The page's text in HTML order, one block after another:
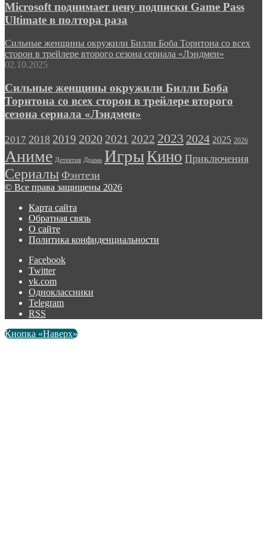
Microsoft поднимает цену подписки Game Pass
Ultimate в полтора раза
Сильные женщины окружили Билли Боба Торнтона со всех
сторон в трейлере второго сезона сериала «Лэндмен»
02.10.2025
Сильные женщины окружили Билли Боба
Торнтона со всех сторон в трейлере второго
сезона сериала «Лэндмен»
2017 2018 2019 2020 2021 2022 2023 2024 2025 2026
Аниме Детектив Драма ИгрыКино Приключения
Сериалы Фэнтези
© Все права защищены 2026
Карта сайта
Обратная связь
О сайте
Политика конфиденциальности
Facebook
Twitter
vk.com
Одноклассники
Telegram
RSS
Кнопка «Наверх»